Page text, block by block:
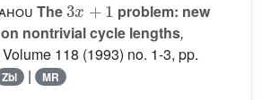
The
problem: new
nontrivial cycle lengths,
Volume 118 (1993) no. 1-3, pp.
Zbl | MR